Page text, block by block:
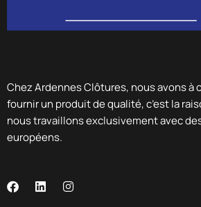
Chez Ardennes Clôtures, nous avons à
fournir un produit de qualité, c’est la
nous travaillons exclusivement avec
européens.